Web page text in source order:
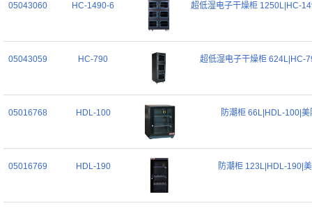
05043060 HC-1490-6 超低湿电子干燥柜 1250L|HC-
05043059 HC-790 超低湿电子干燥柜 624L|HC-
05016768 HDL-100 防潮柜 66L|HDL-100|美
05016769 HDL-190 防潮柜 123L|HDL-190|